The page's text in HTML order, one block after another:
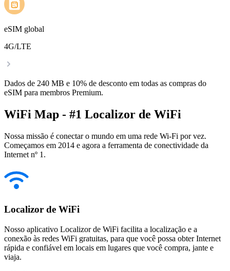
eSIM global
4G/LTE
Dados de 240 MB e 10% de desconto em todas as compras do
eSIM para membros Premium.
WiFi Map - #1 Localizor de WiFi
Nossa missão é conectar o mundo em uma rede Wi-Fi por vez.
Começamos em 2014 e agora a ferramenta de conectividade da
Internet nº 1.
Localizor de WiFi
Nosso aplicativo Localizor de WiFi facilita a localização e a
conexão às redes WiFi gratuitas, para que você possa obter Internet
rápida e confiável em locais em lugares que você compra, jante e
viaja.